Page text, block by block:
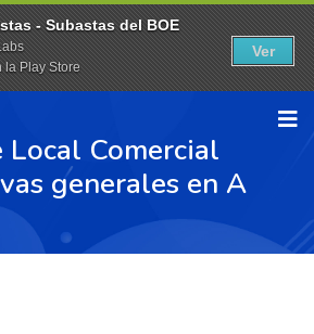
Local Comercial
generales en A
- Subastas del BOE
la Play Store
Ver